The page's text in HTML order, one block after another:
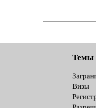
Темы
Визы